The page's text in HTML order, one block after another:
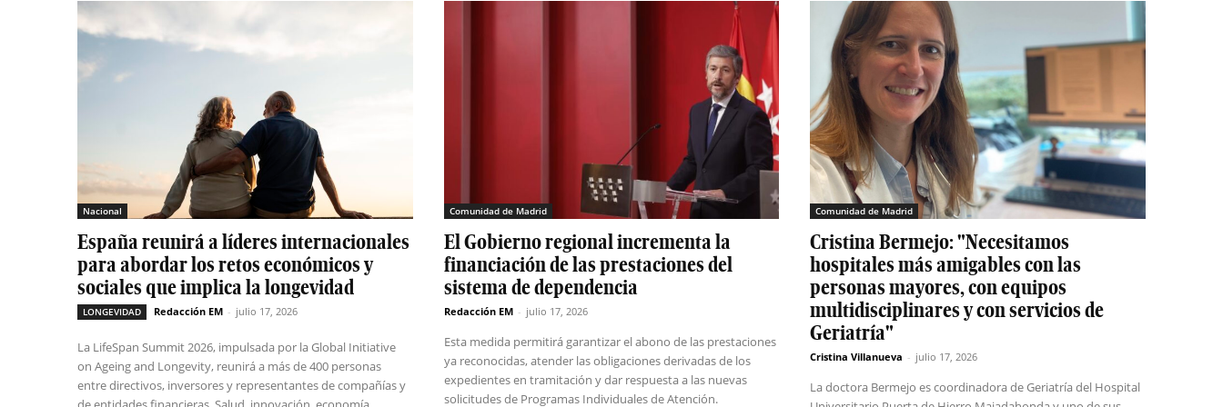
Nacional
España reunirá a líderes internacionales
para abordar los retos económicos y
sociales que implica la longevidad
LONGEVIDAD Redacción EM - julio 17, 2026
La LifeSpan Summit 2026, impulsada por la Global Initiative
on Ageing and Longevity, reunirá a más de 400 personas
entre directivos, inversores y representantes de compañías y
Comunidad de Madrid
El Gobierno regional incrementa la
financiación de las prestaciones del
sistema de dependencia
Redacción EM - julio 17, 2026
Esta medida permitirá garantizar el abono de las prestaciones
ya reconocidas, atender las obligaciones derivadas de los
expedientes en tramitación y dar respuesta a las nuevas
solicitudes de Programas Individuales de Atención.
Comunidad de Madrid
Cristina Bermejo: "Necesitamos
hospitales más amigables con las
personas mayores, con equipos
multidisciplinares y con servicios de
Geriatría"
Cristina Villanueva - julio 17, 2026
La doctora Bermejo es coordinadora de Geriatría del Hospital